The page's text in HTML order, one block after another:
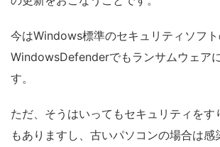
今はWindows標準のセキュリティソフ
WindowsDefenderでもランサムウェア
す。
ただ、そうはいってもセキュリティをす
もありますし、古いパソコンの場合は感